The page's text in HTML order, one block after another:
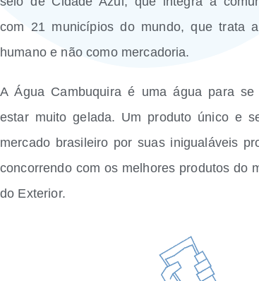
com 21 municípios do mundo, que trata
humano e não como mercadoria.
A Água Cambuquira é uma água para
estar muito gelada. Um produto único e
mercado brasileiro por suas inigualáveis
concorrendo com os melhores produtos do
do Exterior.